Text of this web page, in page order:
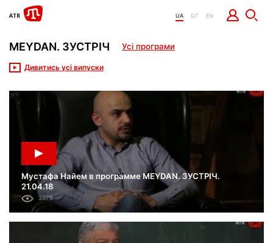
UA QT EN
MEYDAN. ЗУСТРІЧ Усі програми
Мустафа Найем в программе MEYDAN. ЗУСТРІЧ.
21.04.18
3976
Дивитись усі випуски